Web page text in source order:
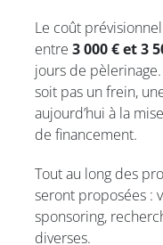
Le coût
entre 3 000 € et 3
jours de
soit pas un frein,
aujourd’hui à la
de financement.
Tout au long des
seront proposées :
sponsoring,
diverses.